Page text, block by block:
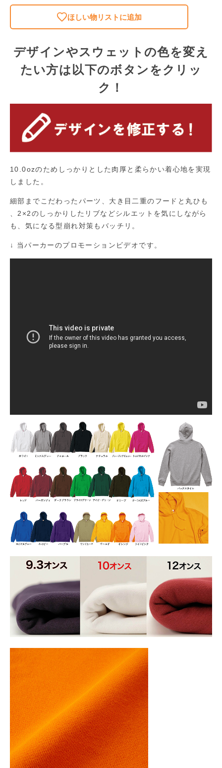
ほしい物リストに追加
デザインやスウェットの色を変え
たい方は以下のボタンをクリッ
ク！
10.0ozのためしっかりとした肉厚と柔らかい着心地を実現
しました。
細部までこだわったパーツ、大き目二重のフードと丸ひも
、2×2のしっかりしたリブなどシルエットを気にしながら
も、気になる型崩れ対策もバッチリ。
↓ 当パーカーのプロモーションビデオです。